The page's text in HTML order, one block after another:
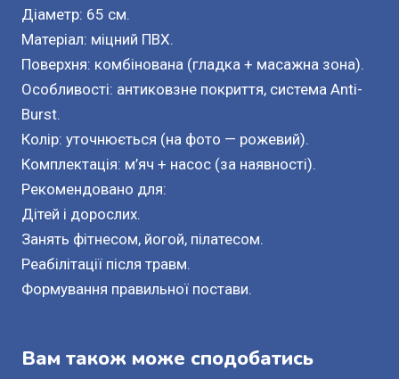
Діаметр: 65 см.
Матеріал: міцний ПВХ.
Поверхня: комбінована (гладка + масажна зона).
Особливості: антиковзне покриття, система Anti-
Burst.
Колір: уточнюється (на фото — рожевий).
Комплектація: м’яч + насос (за наявності).
Рекомендовано для:
Дітей і дорослих.
Занять фітнесом, йогой, пілатесом.
Реабілітації після травм.
Формування правильної постави.
Вам також може сподобатись